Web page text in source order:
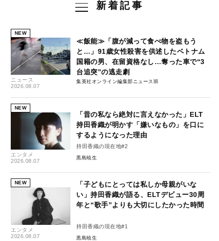
新着記事
NEW
ニュース
2026.08.07
≪飯能≫「腹が減って食べ物を盗もう
と…」91歳女性殺害を供述したベトナム
国籍の男、在留資格なし…奪った車で“3
台追突”の逃走劇
集英社オンライン編集部ニュース班
NEW
エンタメ
2026.08.07
「昔の私なら絶対に言えなかった」ELT
持田香織が明かす「嫌いなもの」を口に
するようになった理由
持田香織の現在地#2
黒島暁生
NEW
エンタメ
2026.08.07
「子どもにとっては私しか母親がいな
い」持田香織が語る、ELTデビュー30周
年と“歌手”よりも大切にしたかった時間
持田香織の現在地#1
黒島暁生